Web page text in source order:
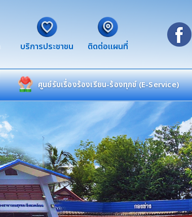
บริการประชาชน ติดต่อแผนที่
ศูนย์รับเรื่องร้องเรียน-ร้องทุกข์ (E-Service)